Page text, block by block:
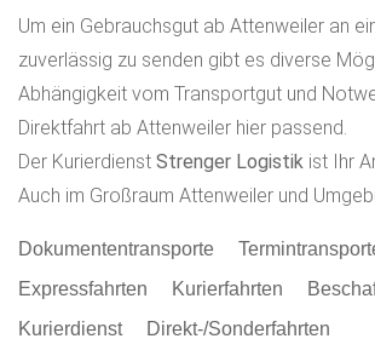
Um ein Gebrauchsgut ab Attenweiler an
zuverlässig zu senden gibt es diverse
Abhängigkeit vom Transportgut und
Direktfahrt ab Attenweiler hier passend.
Der Kurierdienst Strenger Logistik ist Ihr
Auch im Großraum Attenweiler und
Dokumententransporte
Expressfahrten
Kurierfahrten
Kurierdienst
Direkt-/Sonderfahrten